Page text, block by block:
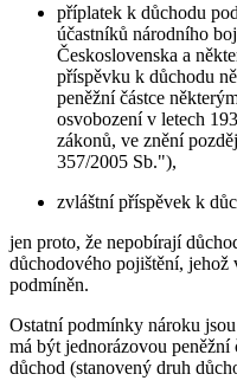
příplatek k důchodu
účastníků národního
Československa a
příspěvku k důchodu
peněžní částce
osvobození v letech
zákonů, ve znění
357/2005 Sb."),
zvláštní příspěvek k
jen proto, že nepobírají
důchodového pojištění,
podmíněn.
Ostatní podmínky nároku
má být jednorázovou peněžní
důchod (stanovený druh